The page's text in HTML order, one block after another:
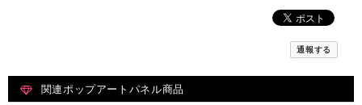
通報する
関連ポップアートパネル商品